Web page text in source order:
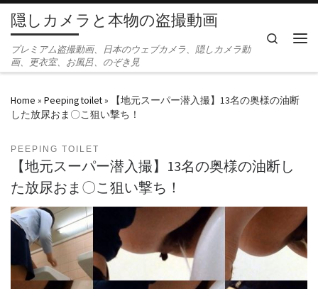
Skip to content
隠しカメラと本物の盗撮動画
プレミアム盗撮動画、日本のウェブカメラ、隠しカメラ動
画、更衣室、お風呂、のぞき見
Search
Home » Peeping toilet»
【地元スーパー潜入撮】13名の奥様の油断
した放尿おま〇こ狙い撃ち！
PEEPING TOILET
【地元スーパー潜入撮】13名の奥様の油断し
た放尿おま〇こ狙い撃ち！